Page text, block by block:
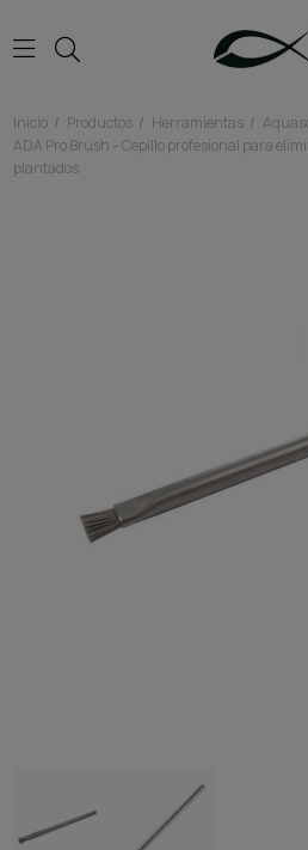
Inicio Productos Herramientas
ADA Pro Brush – Cepillo profesional para
plantados